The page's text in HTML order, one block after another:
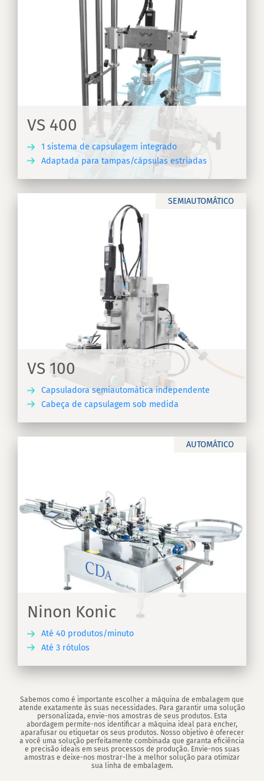
VS 400
1 sistema de capsulagem integrado
Adaptada para tampas/cápsulas estriadas
SEMIAUTOMÁTICO
VS 100
Capsuladora semiautomática independente
Cabeça de capsulagem sob medida
AUTOMÁTICO
Ninon Konic
Até 40 produtos/minuto
Até 3 rótulos
Sabemos como é importante escolher a máquina de embalagem que
atende exatamente às suas necessidades. Para garantir uma solução
personalizada, envie-nos amostras de seus produtos. Esta
abordagem permite-nos identificar a máquina ideal para encher,
aparafusar ou etiquetar os seus produtos. Nosso objetivo é oferecer
a você uma solução perfeitamente combinada que garanta eficiência
e precisão ideais em seus processos de produção. Envie-nos suas
amostras e deixe-nos mostrar-lhe a melhor solução para otimizar
sua linha de embalagem.